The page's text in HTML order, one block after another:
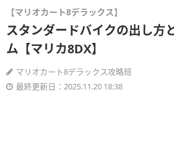
【マリオカート8デラックス】
スタンダードバイクの出し方
ム【マリカ8DX】
マリオカート8デラックス攻略班
最終更新日：2025.11.20 18:38